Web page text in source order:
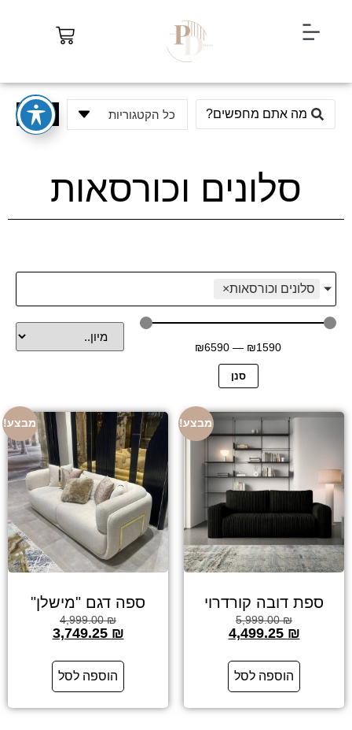
חיפוש
סלונים וכורסאות
סלונים וכורסאות×
₪1590
—
₪6590
סנן
מבצע!
ספת דובה קורדרוי
5,999.00₪
4,499.25 ₪
הוספה לסל
מבצע!
ספה דגם "מישלן"
4,999.00₪
3,749.25 ₪
הוספה לסל